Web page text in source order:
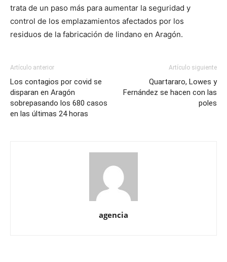
trata de un paso más para aumentar la seguridad y
control de los emplazamientos afectados por los
residuos de la fabricación de lindano en Aragón.
Artículo anterior
Los contagios por covid se
disparan en Aragón
sobrepasando los 680 casos
en las últimas 24 horas
Artículo siguiente
Quartararo, Lowes y
Fernández se hacen con las
poles
agencia